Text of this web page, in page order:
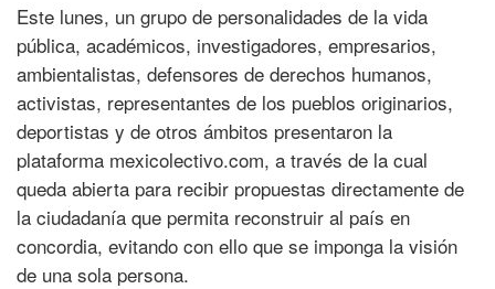
Este lunes, un grupo de personalidades de la vida
pública, académicos, investigadores, empresarios,
ambientalistas, defensores de derechos humanos,
activistas, representantes de los pueblos originarios,
deportistas y de otros ámbitos presentaron la
plataforma mexicolectivo.com, a través de la cual
queda abierta para recibir propuestas directamente de
la ciudadanía que permita reconstruir al país en
concordia, evitando con ello que se imponga la visión
de una sola persona.